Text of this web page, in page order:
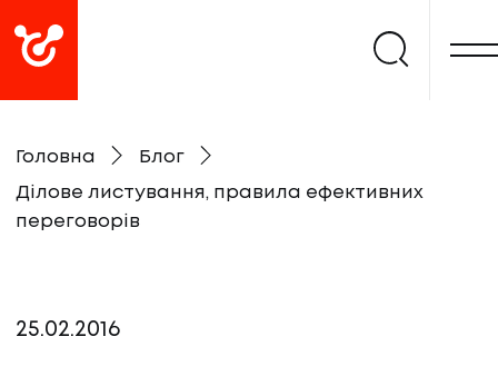
Головна Блог
Ділове листування, правила ефективних
переговорів
25.02.2016